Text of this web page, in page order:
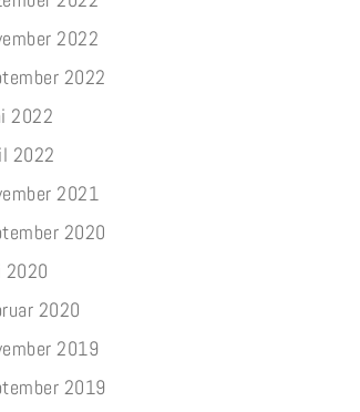
2022
2022
2022
2022
2021
2020
2020
2020
2019
2019